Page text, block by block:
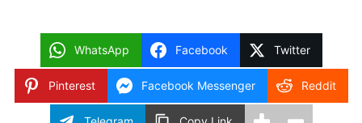
WhatsApp Facebook Twitter
Pinterest Facebook Messenger Reddit